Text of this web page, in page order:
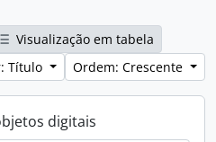
Visualização em tabela
Título
Ordem: Crescente
digitais